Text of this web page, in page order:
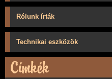
Rólunk írták
Technikai eszközök